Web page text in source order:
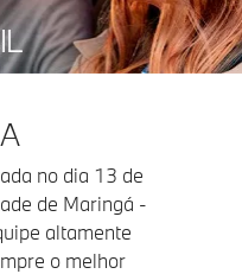
no dia 13 de
de Maringá -
altamente
o melhor